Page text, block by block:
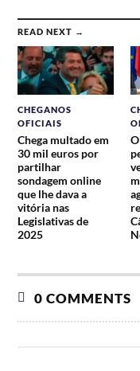
READ NEXT →
CHEGANOS
OFICIAIS
Chega multado em
30 mil euros por
partilhar
sondagem online
que lhe dava a
vitória nas
Legislativas de
2025
0 COMMENTS